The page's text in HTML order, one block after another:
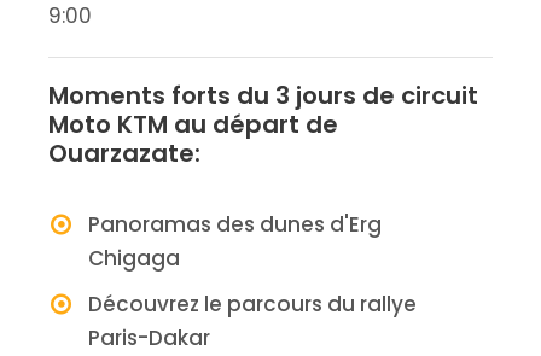
9:00
Moments forts du 3 jours de circuit
Moto KTM au départ de
Ouarzazate:
Panoramas des dunes d'Erg
Chigaga
Découvrez le parcours du rallye
Paris-Dakar